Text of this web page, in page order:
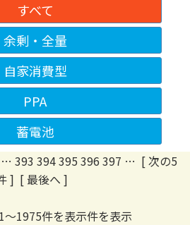
すべて
余剰・全量
自家消費型
PPA
蓄電池
… 393 394395 396 397 … [ 次の5
] [ 最後へ ]
～1975件を表示件を表示